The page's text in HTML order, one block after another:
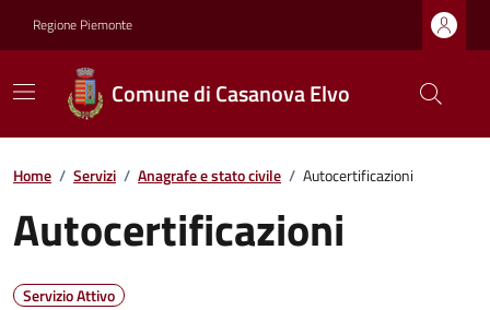
Regione Piemonte
Comune di Casanova Elvo
Home / Servizi / Anagrafe e stato civile / Autocertificazioni
Autocertificazioni
Servizio Attivo